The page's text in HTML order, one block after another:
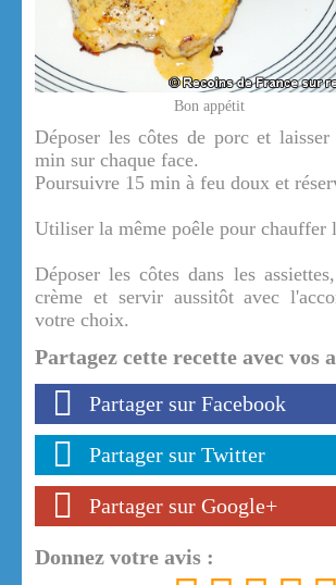
Bon appétit
Déposer les côtes de porc et
min sur chaque face.
Poursuivre 15 min à feu doux et
Utiliser la même poêle pour chauffer
Déposer les côtes dans les
crème et servir aussitôt avec
votre choix.
Partagez cette recette avec vos
Partager sur Facebook
Partager sur Twitter
Partager sur Google+
Donnez votre avis :